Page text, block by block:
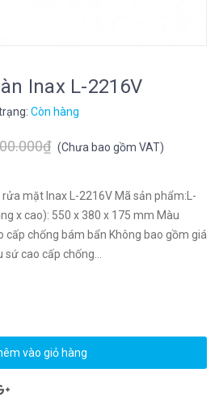
Inax L-2216V
Còn hàng
(Chưa bao gồm VAT)
Chất liệu sứ cao cấp chống...
vào giỏ hàng